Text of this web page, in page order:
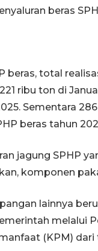
beras
beras, total
ribu ton di
Sementara
beras tahun
jagung SPHP
komponen
lainnya
melalui
(KPM) dari